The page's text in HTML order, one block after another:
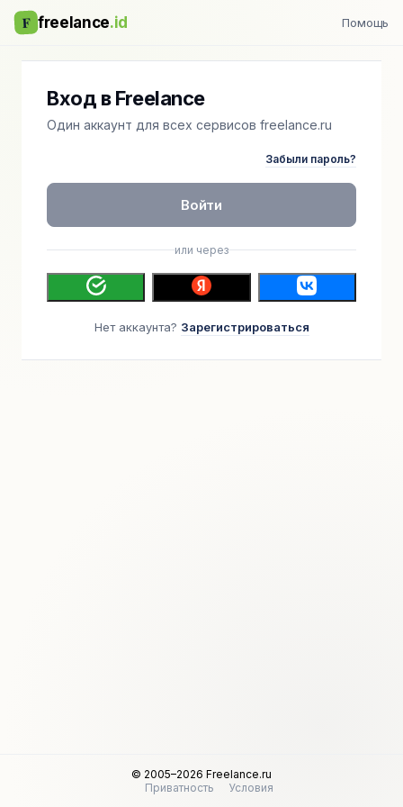
F freelance.id Помощь
Вход в Freelance
Один аккаунт для всех сервисов freelance.ru
Забыли пароль?
Войти
или через
Нет аккаунта? Зарегистрироваться
© 2005–2026 Freelance.ru
Приватность
Условия